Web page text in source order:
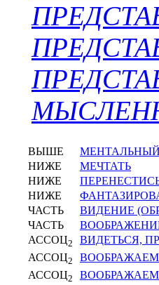
ВЫШЕ
НИЖЕ
МЕЧТАТЬ
НИЖЕ
НИЖЕ
ЧАСТЬ
ВИДЕНИЕ
ЧАСТЬ
АССОЦ2
ВИДЕТЬСЯ,
АССОЦ2
АССОЦ2